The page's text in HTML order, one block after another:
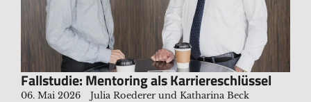
Fallstudie: Mentoring als Karriereschlüssel
06. Mai 2026 Julia Roederer und Katharina Beck